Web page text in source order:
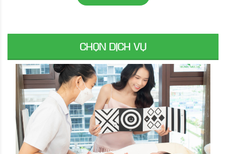
CHỌN DỊCH VỤ